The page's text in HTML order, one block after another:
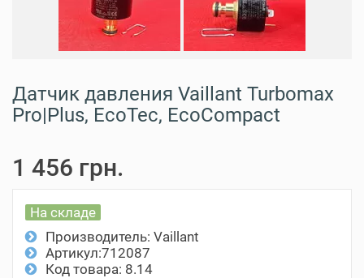
Датчик давления Vaillant Turbomax
Pro|Plus, EcoTec, EcoCompact
1 456 грн.
На складе
Производитель: Vaillant
Артикул:712087
Код товара: 8.14